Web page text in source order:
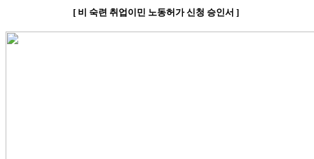
[ 비 숙련 취업이민 노동허가 신청 승인서 ]